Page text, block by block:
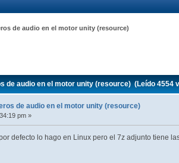
de audio en el motor unity (resource)
de audio en el motor unity (resource) (Leído 4554
de audio en el motor unity (resource)
pm »
defecto lo hago en Linux pero el 7z adjunto tiene